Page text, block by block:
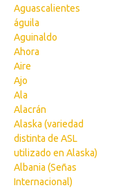
Aguascalientes
águila
Aguinaldo
Ahora
Aire
Ajo
Ala
Alacrán
Alaska (variedad
distinta de ASL
utilizado en Alaska)
Albania (Señas
Internacional)